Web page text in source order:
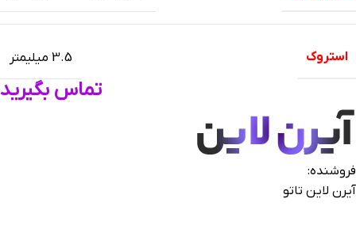
استروک 3.5 میلیمتر
تماس بگیرید
فروشنده:
آیرن لاین تاتو